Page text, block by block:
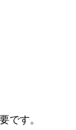
です。